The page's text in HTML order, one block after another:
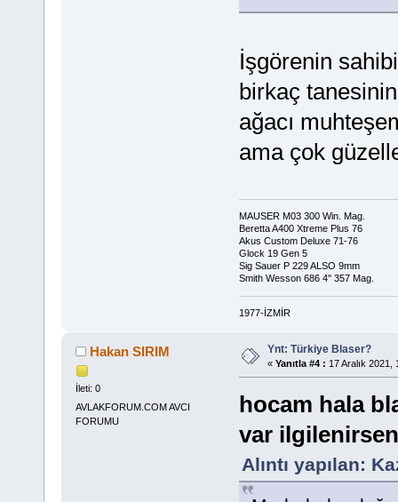
İşgörenin
birkaç
ağacı
ama çok
MAUSER M03 300 Win. Mag.
Beretta A400 Xtreme Plus 76
Akus Custom Deluxe 71-76
Glock 19 Gen 5
Sig Sauer P 229 ALSO 9mm
Smith Wesson 686 4'' 357 Mag.
1977-İZMİR
Hakan SIRIM
İleti: 0
AVLAKFORUM.COM AVCI
FORUMU
Ynt: Türkiye Blaser?
« Yanıtla #4 : 17 Aralık 2021,
hocam hala
var
Alıntı yapılan: